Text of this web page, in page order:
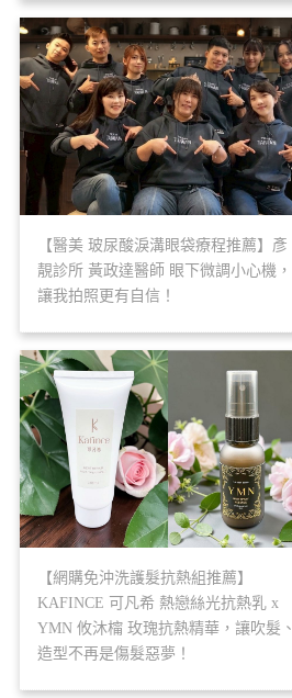
【醫美 玻尿酸淚溝眼袋療程推薦】彥
靚診所 黃政達醫師 眼下微調小心機，
讓我拍照更有自信！
【網購免沖洗護髮抗熱組推薦】
KAFINCE 可凡希 熱戀絲光抗熱乳 x
YMN 攸沐橣 玫瑰抗熱精華，讓吹髮、
造型不再是傷髮惡夢！